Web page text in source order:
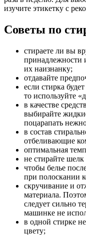
изучите этикетку с
Советы по
стираете ли вы
принадлежности
их наизнанку;
отдавайте
если стирка
то используйте
в качестве
выбирайте
поцарапать
в состав
отбеливающие
оптимальная
не стирайте шелк
чтобы белье
при полоскании
скручивание и
материала.
следует сильно
машинке не
в одной стирке
цвету;